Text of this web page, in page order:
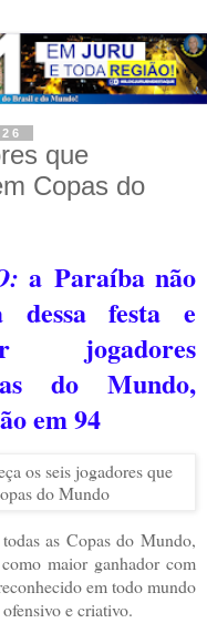
que
Copas do
a Paraíba não
festa e
jogadores
do Mundo,
em 94
as Copas do Mundo,
maior ganhador com
em todo mundo
e criativo.